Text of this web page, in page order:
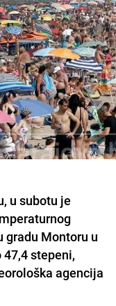
, u subotu je
gradu Montoru u
stepeni,
agencija